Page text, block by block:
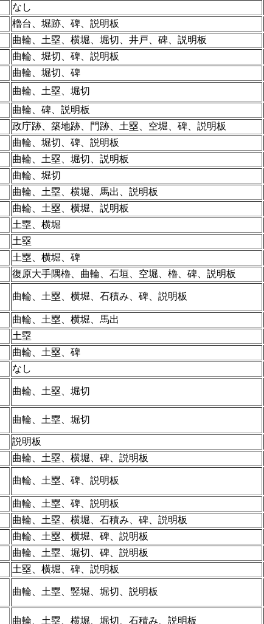
なし
櫓台、堀跡、碑、説明板
曲輪、土塁、横堀、堀切、井戸、碑、説明板
曲輪、堀切、碑、説明板
曲輪、堀切、碑
曲輪、土塁、堀切
曲輪、碑、説明板
政庁跡、築地跡、門跡、土塁、空堀、碑、説明板
曲輪、堀切、碑、説明板
曲輪、土塁、堀切、説明板
曲輪、堀切
曲輪、土塁、横堀、馬出、説明板
曲輪、土塁、横堀、説明板
土塁、横堀
土塁
土塁、横堀、碑
復原大手隅櫓、曲輪、石垣、空堀、櫓、碑、説明板
曲輪、土塁、横堀、石積み、碑、説明板
曲輪、土塁、横堀、馬出
土塁
曲輪、土塁、碑
なし
曲輪、土塁、堀切
曲輪、土塁、堀切
説明板
曲輪、土塁、横堀、碑、説明板
曲輪、土塁、碑、説明板
曲輪、土塁、碑、説明板
曲輪、土塁、横堀、石積み、碑、説明板
曲輪、土塁、横堀、碑、説明板
曲輪、土塁、堀切、碑、説明板
土塁、横堀、碑、説明板
曲輪、土塁、竪堀、堀切、説明板
曲輪、土塁、横堀、堀切、石積み、説明板